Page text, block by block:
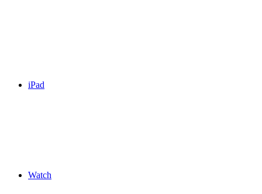
iPad
Watch